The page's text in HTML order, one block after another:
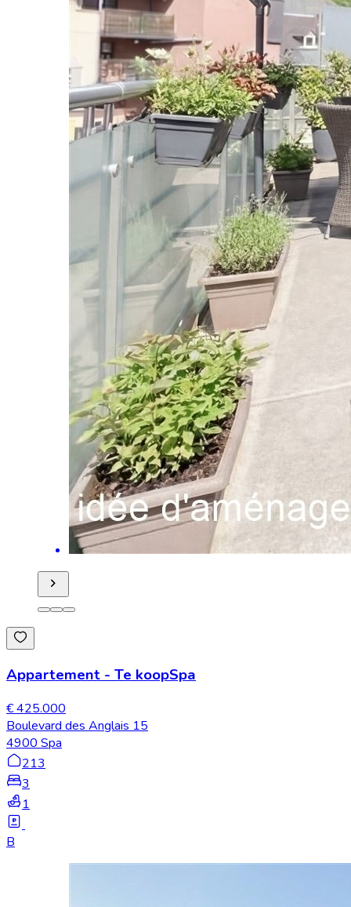
Appartement - Te koopSpa
€ 425.000
Boulevard des Anglais 15
4900 Spa
213
3
1
B